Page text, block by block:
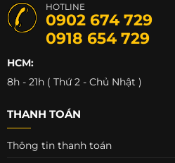
HOTLINE
0902 674 729
0918 654 729
HCM:
8h - 21h ( Thứ 2 - Chủ Nhật )
THANH TOÁN
Thông tin thanh toán